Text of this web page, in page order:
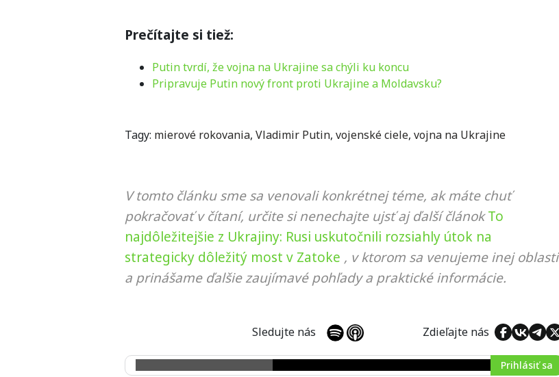
Prečítajte si tiež:
Putin tvrdí, že vojna na Ukrajine sa chýli ku koncu
Pripravuje Putin nový front proti Ukrajine a Moldavsku?
Tagy: mierové rokovania, Vladimir Putin, vojenské ciele, vojna na Ukrajine
V tomto článku sme sa venovali konkrétnej téme, ak máte chuť
pokračovať v čítaní, určite si nenechajte ujsť aj ďalší článok To
najdôležitejšie z Ukrajiny: Rusi uskutočnili rozsiahly útok na
strategicky dôležitý most v Zatoke , v ktorom sa venujeme inej oblasti
a prinášame ďalšie zaujímavé pohľady a praktické informácie.
Sledujte nás Zdieľajte nás
Prihlásiť sa